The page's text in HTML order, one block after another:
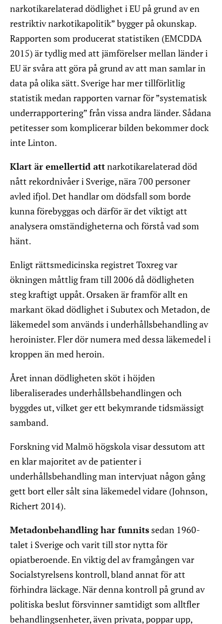
narkotikarelaterad dödlighet i EU på grund av en
restriktiv narkotikapolitik” bygger på okunskap.
Rapporten som producerat statistiken (EMCDDA
2015) är tydlig med att jämförelser mellan länder i
EU är svåra att göra på grund av att man samlar in
data på olika sätt. Sverige har mer tillförlitlig
statistik medan rapporten varnar för ”systematisk
underrapportering” från vissa andra länder. Sådana
petitesser som komplicerar bilden bekommer dock
inte Linton.
Klart är emellertid attnarkotikarelaterad död
nått rekordnivåer i Sverige, nära 700 personer
avled ifjol. Det handlar om dödsfall som borde
kunna förebyggas och därför är det viktigt att
analysera omständigheterna och förstå vad som
hänt.
Enligt rättsmedicinska registret Toxreg var
ökningen måttlig fram till 2006 då dödligheten
steg kraftigt uppåt. Orsaken är framför allt en
markant ökad dödlighet i Subutex och Metadon, de
läkemedel som används i underhållsbehandling av
heroinister. Fler dör numera med dessa läkemedel i
kroppen än med heroin.
Året innan dödligheten sköt i höjden
liberaliserades underhållsbehandlingen och
byggdes ut, vilket ger ett bekymrande tidsmässigt
samband.
Forskning vid Malmö högskola visar dessutom att
en klar majoritet av de patienter i
underhållsbehandling man intervjuat någon gång
gett bort eller sålt sina läkemedel vidare (Johnson,
Richert 2014).
Metadonbehandling har funnits sedan 1960-
talet i Sverige och varit till stor nytta för
opiatberoende. En viktig del av framgången var
Socialstyrelsens kontroll, bland annat för att
förhindra läckage. När denna kontroll på grund av
politiska beslut försvinner samtidigt som alltfler
behandlingsenheter, även privata, poppar upp,